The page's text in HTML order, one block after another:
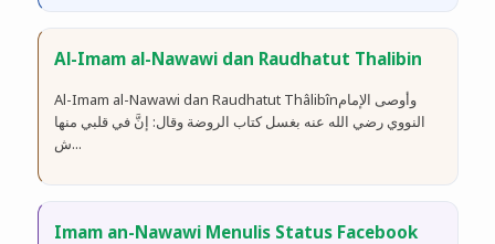
Al-Imam al-Nawawi dan Raudhatut Thalibin
Al-Imam al-Nawawi dan Raudhatut Thâlibînوأوصى الإمام
النووي رضي الله عنه بغسل كتاب الروضة وقال: إنَّ في قلبي منها
ش...
Imam an-Nawawi Menulis Status Facebook